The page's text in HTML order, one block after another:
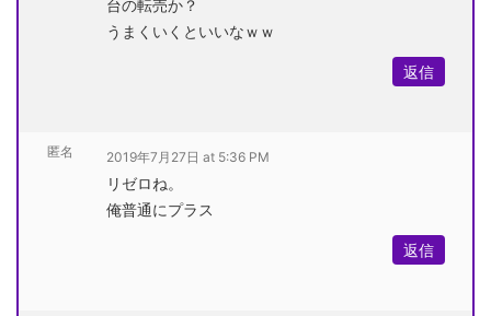
台の転売か？
うまくいくといいなｗｗ
返信
匿名 2019年7月27日 at 5:36 PM
リゼロね。
俺普通にプラス
返信